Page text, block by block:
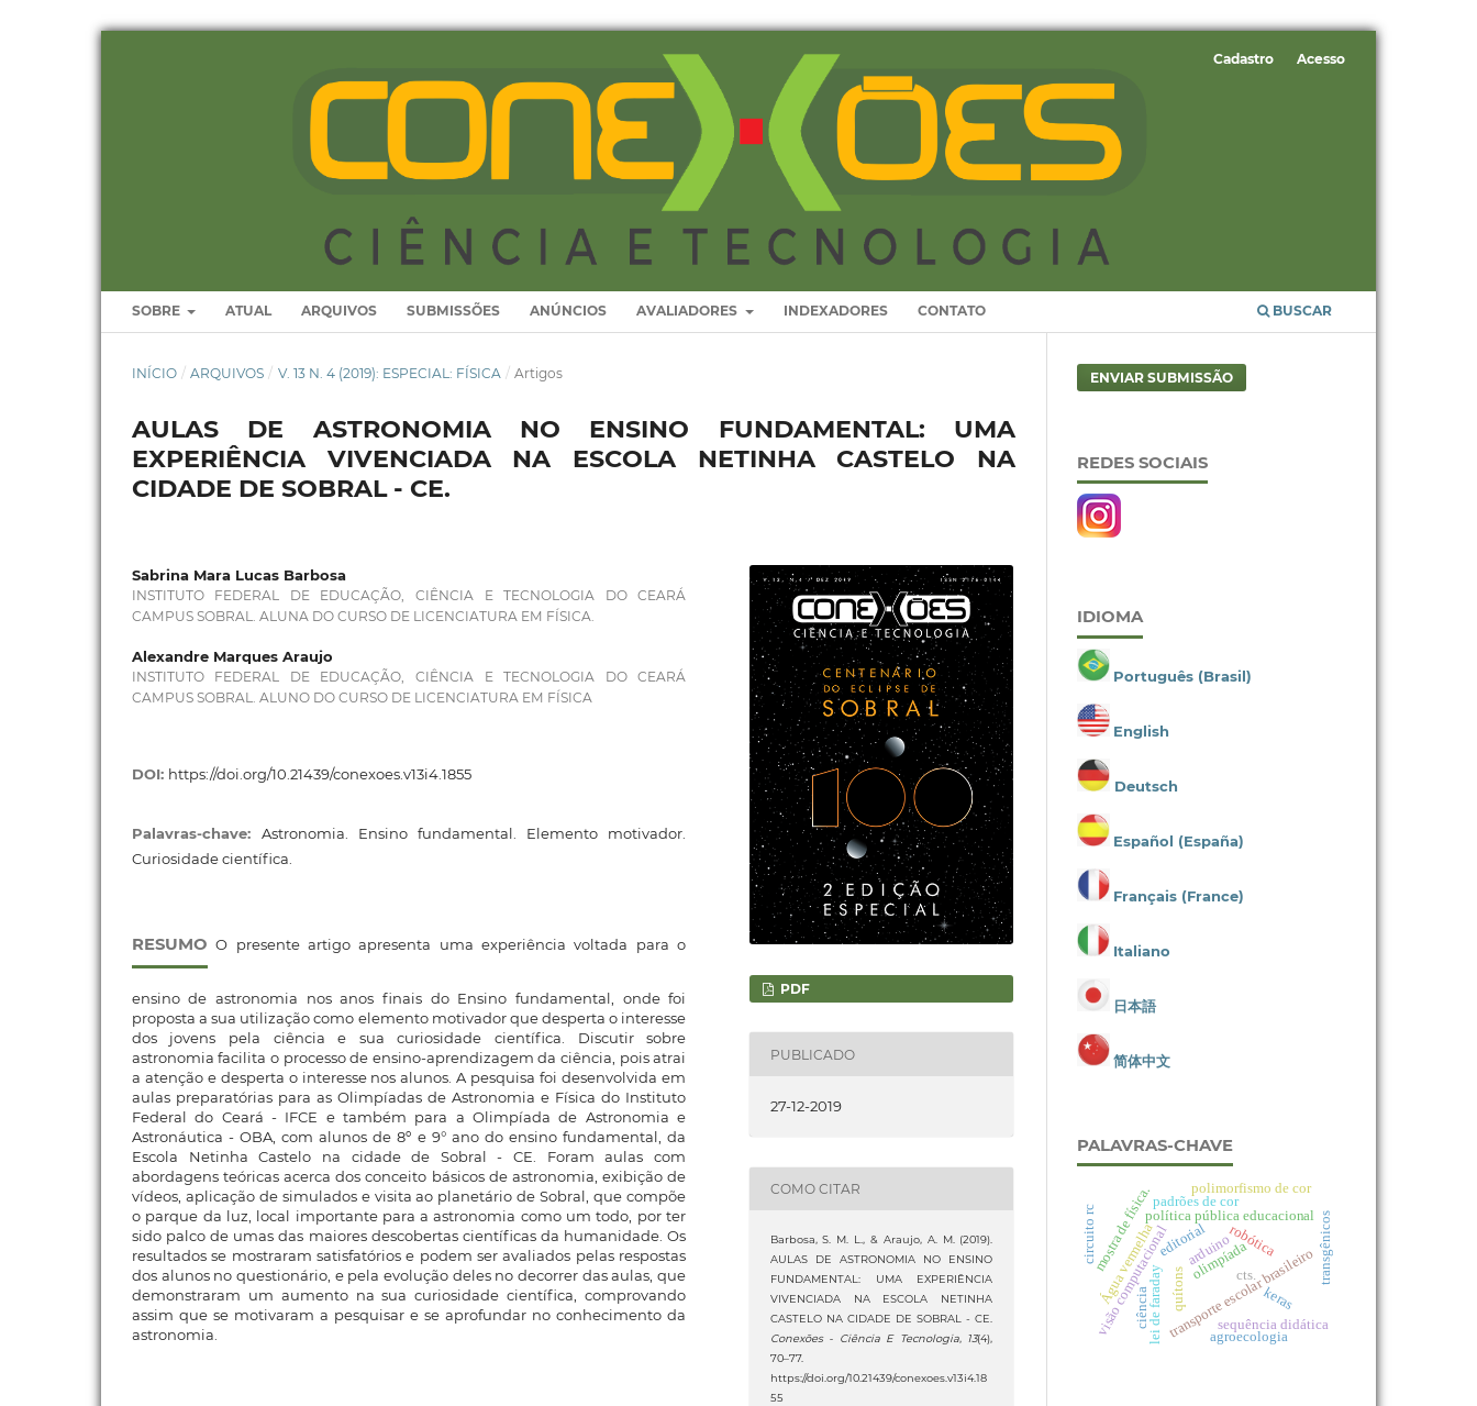
SOBRE ATUAL ARQUIVOS SUBMISSÕES ANÚNCIOS AVALIADORES INDEXADORES CONTATO BUSCAR
Cadastro Acesso
INÍCIO / ARQUIVOS / V. 13 N. 4 (2019): ESPECIAL: FÍSICA / Artigos
AULAS DE ASTRONOMIA NO ENSINO FUNDAMENTAL: UMA
EXPERIÊNCIA VIVENCIADA NA ESCOLA NETINHA CASTELO NA
CIDADE DE SOBRAL - CE.
Sabrina Mara Lucas Barbosa
INSTITUTO FEDERAL DE EDUCAÇÃO, CIÊNCIA E TECNOLOGIA DO CEARÁ
CAMPUS SOBRAL. ALUNA DO CURSO DE LICENCIATURA EM FÍSICA.
Alexandre Marques Araujo
INSTITUTO FEDERAL DE EDUCAÇÃO, CIÊNCIA E TECNOLOGIA DO CEARÁ
CAMPUS SOBRAL. ALUNO DO CURSO DE LICENCIATURA EM FÍSICA
DOI: https://doi.org/10.21439/conexoes.v13i4.1855
Palavras-chave: Astronomia. Ensino fundamental. Elemento motivador.
Curiosidade científica.
RESUMO O presente artigo apresenta uma experiência voltada para o
ensino de astronomia nos anos finais do Ensino fundamental, onde foi
proposta a sua utilização como elemento motivador que desperta o interesse
dos jovens pela ciência e sua curiosidade científica. Discutir sobre
astronomia facilita o processo de ensino-aprendizagem da ciência, pois atrai
a atenção e desperta o interesse nos alunos. A pesquisa foi desenvolvida em
aulas preparatórias para as Olimpíadas de Astronomia e Física do Instituto
Federal do Ceará - IFCE e também para a Olimpíada de Astronomia e
Astronáutica - OBA, com alunos de 8º e 9° ano do ensino fundamental, da
Escola Netinha Castelo na cidade de Sobral - CE. Foram aulas com
abordagens teóricas acerca dos conceito básicos de astronomia, exibição de
vídeos, aplicação de simulados e visita ao planetário de Sobral, que compõe
o parque da luz, local importante para a astronomia como um todo, por ter
sido palco de umas das maiores descobertas científicas da humanidade. Os
resultados se mostraram satisfatórios e podem ser avaliados pelas respostas
dos alunos no questionário, e pela evolução deles no decorrer das aulas, que
demonstraram um aumento na sua curiosidade científica, comprovando
assim que se motivaram a pesquisar e se aprofundar no conhecimento da
astronomia.
PDF
PUBLICADO
27-12-2019
COMO CITAR
Barbosa, S. M. L., & Araujo, A. M. (2019).
AULAS DE ASTRONOMIA NO ENSINO
FUNDAMENTAL: UMA EXPERIÊNCIA
VIVENCIADA NA ESCOLA NETINHA
CASTELO NA CIDADE DE SOBRAL - CE.
Conexões - Ciência E Tecnologia, 13(4),
70–77.
https://doi.org/10.21439/conexoes.v13i4.18
55
ENVIAR SUBMISSÃO
REDES SOCIAIS
IDIOMA
Português (Brasil)
English
Deutsch
Español (España)
Français (France)
Italiano
日本語
简体中文
PALAVRAS-CHAVE
editorialolimpíada
política pública educacional
transporte escolar brasileiro
padrões de cor
polimorfismo de cor
quítons
robótica
visão computacional keras
mostra de física.
sequência didática
transgênicos
cts.
Água vermelha
agroecologia
lei de faraday
ciência
arduino
circuito rc